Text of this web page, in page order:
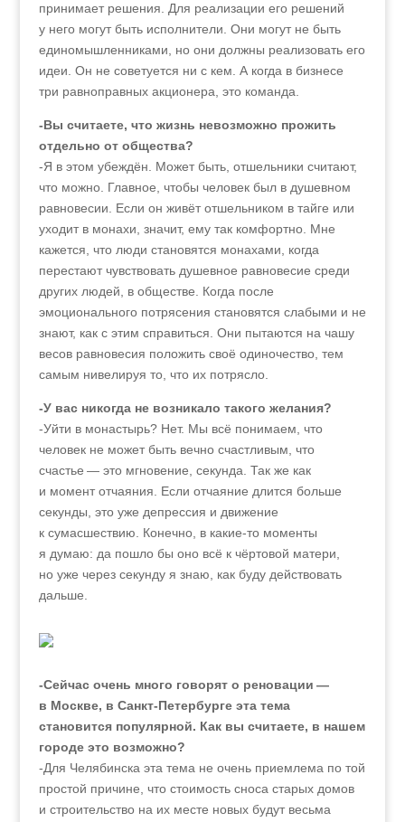
принимает решения. Для реализации его решений
у него могут быть исполнители. Они могут не быть
единомышленниками, но они должны реализовать его
идеи. Он не советуется ни с кем. А когда в бизнесе
три равноправных акционера, это команда.
-Вы считаете, что жизнь невозможно прожить
отдельно от общества?
-Я в этом убеждён. Может быть, отшельники считают,
что можно. Главное, чтобы человек был в душевном
равновесии. Если он живёт отшельником в тайге или
уходит в монахи, значит, ему так комфортно. Мне
кажется, что люди становятся монахами, когда
перестают чувствовать душевное равновесие среди
других людей, в обществе. Когда после
эмоционального потрясения становятся слабыми и не
знают, как с этим справиться. Они пытаются на чашу
весов равновесия положить своё одиночество, тем
самым нивелируя то, что их потрясло.
-У вас никогда не возникало такого желания?
-Уйти в монастырь? Нет. Мы всё понимаем, что
человек не может быть вечно счастливым, что
счастье — это мгновение, секунда. Так же как
и момент отчаяния. Если отчаяние длится больше
секунды, это уже депрессия и движение
к сумасшествию. Конечно, в какие-то моменты
я думаю: да пошло бы оно всё к чёртовой матери,
но уже через секунду я знаю, как буду действовать
дальше.
-Сейчас очень много говорят о реновации —
в Москве, в Санкт-Петербурге эта тема
становится популярной. Как вы считаете, в нашем
городе это возможно?
-Для Челябинска эта тема не очень приемлема по той
простой причине, что стоимость сноса старых домов
и строительство на их месте новых будут весьма